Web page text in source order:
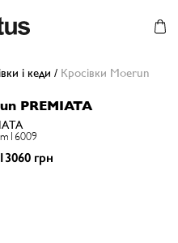
і кеди / Кросівки Moerun
PREMIATA
13060 грн